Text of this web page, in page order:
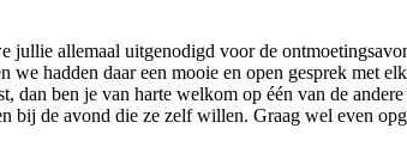
jullie allemaal uitgenodigd voor de
we hadden daar een mooie en open gesprek met
dan ben je van harte welkom op één van de
bij de avond die ze zelf willen. Graag wel even